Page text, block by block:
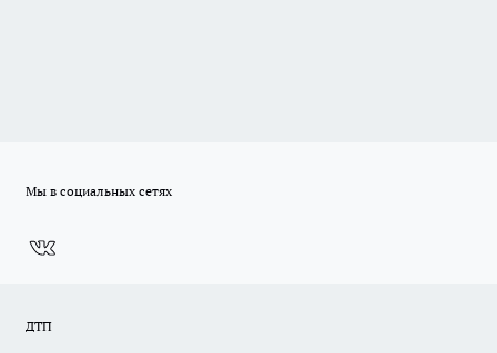
Мы в социальных сетях
ДТП